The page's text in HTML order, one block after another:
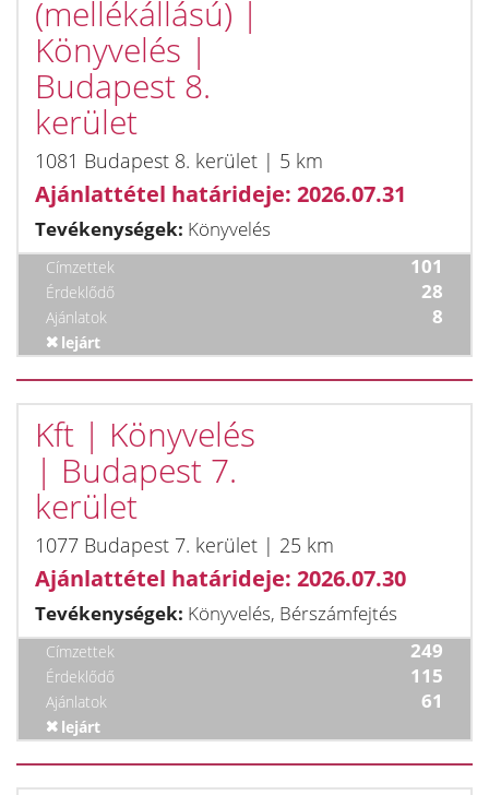
(mellékállású) |
Könyvelés |
Budapest 8.
kerület
1081 Budapest 8. kerület | 5 km
Ajánlattétel határideje: 2026.07.31
Tevékenységek: Könyvelés
Címzettek 101
Érdeklődő 28
Ajánlatok 8
lejárt
Kft | Könyvelés
| Budapest 7.
kerület
1077 Budapest 7. kerület | 25 km
Ajánlattétel határideje: 2026.07.30
Tevékenységek: Könyvelés, Bérszámfejtés
Címzettek 249
Érdeklődő 115
Ajánlatok 61
lejárt